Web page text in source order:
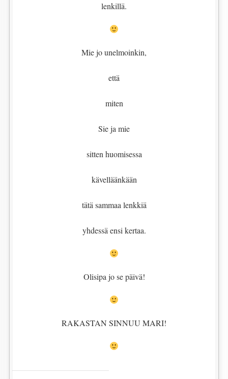
lenkillä.
Mie jo unelmoinkin,
että
miten
Sie ja mie
sitten huomisessa
kävelläänkään
tätä sammaa lenkkiä
yhdessä ensi kertaa.
Olisipa jo se päivä!
RAKASTAN SINNUU MARI!